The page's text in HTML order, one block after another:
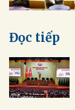
Đọc tiếp